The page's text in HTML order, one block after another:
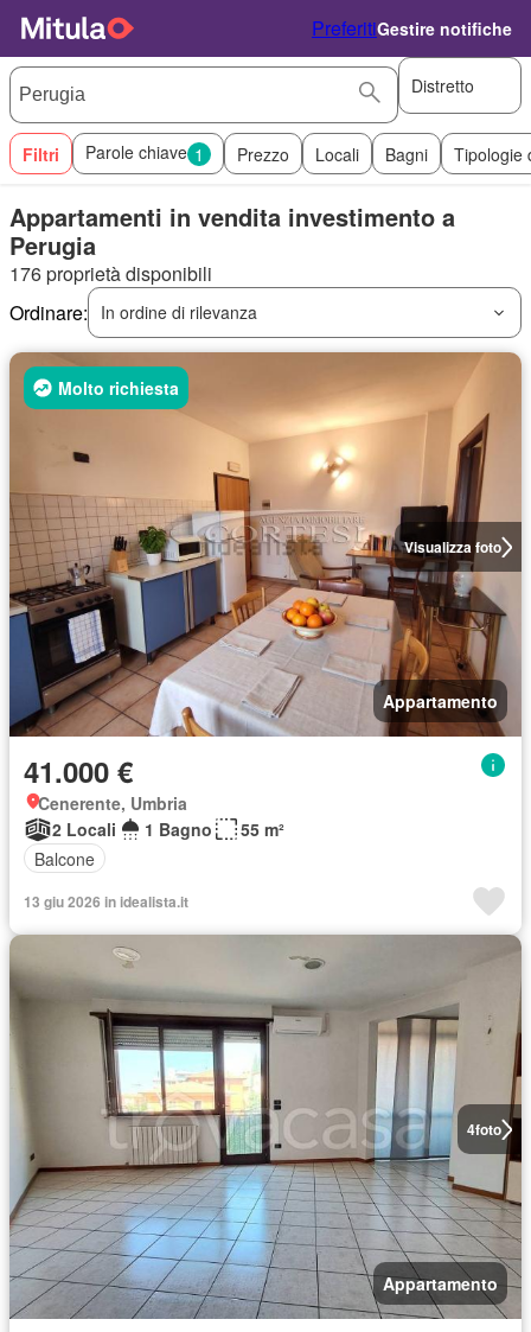
PreferitiGestire notifiche
Distretto
Filtri Parole chiave 1 Prezzo Locali Bagni Tipologie
Appartamenti in vendita investimento a
Perugia
176 proprietà disponibili
Ordinare:
In ordine di rilevanza
Visualizza foto
Molto richiesta
Appartamento
41.000 €
Cenerente, Umbria
2 Locali
1 Bagno
55 m²
Balcone
13 giu 2026 in idealista.it
4foto
Appartamento